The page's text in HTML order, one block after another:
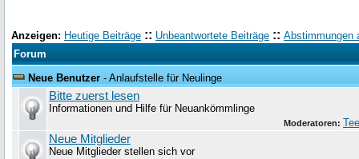
Anzeigen: Heutige Beiträge :: Unbeantwortete Beiträge :: Abstimmungen
Forum
Neue Benutzer - Anlaufstelle für Neulinge
Bitte zuerst lesen
Informationen und Hilfe für Neuankömmlinge
Moderatoren:
Neue Mitglieder
Neue Mitglieder stellen sich vor